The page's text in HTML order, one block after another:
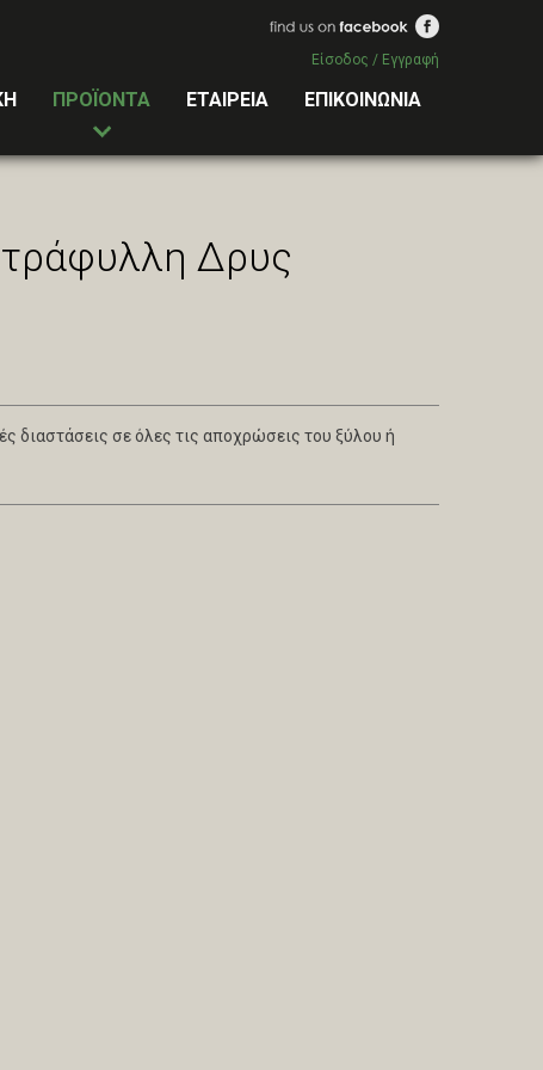
Είσοδος / Εγγραφή
ΠΡΟΪΟΝΤΑ ΕΤΑΙΡΕΙΑ ΕΠΙΚΟΙΝΩΝΙΑ
Δρυς
διαστάσεις σε όλες τις αποχρώσεις του ξύλου ή